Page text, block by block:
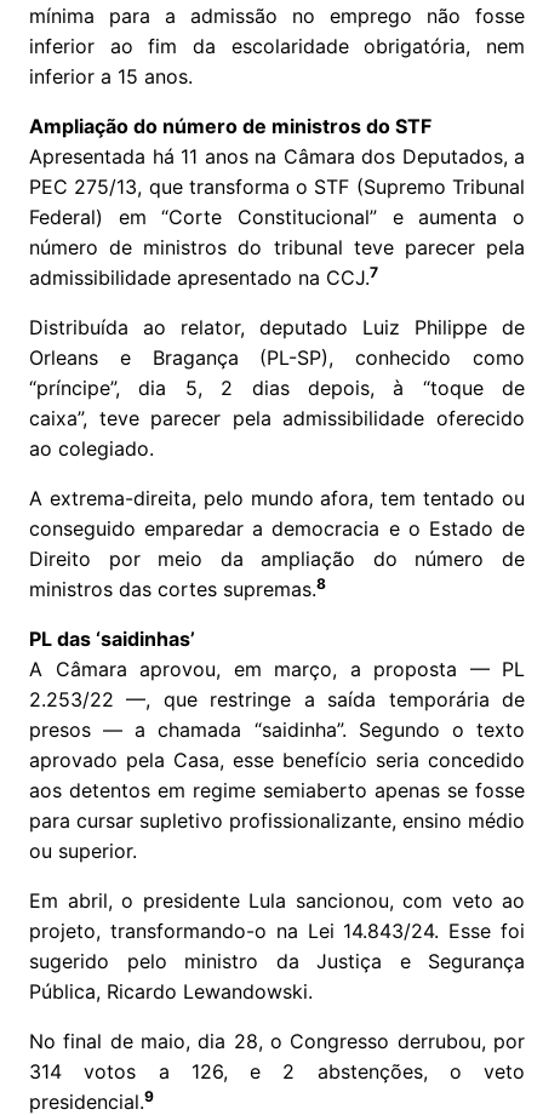
mínima para a admissão no emprego não fosse
inferior ao fim da escolaridade obrigatória, nem
inferior a 15 anos.
Ampliação do número de ministros do STF
Apresentada há 11 anos na Câmara dos Deputados, a
PEC 275/13, que transforma o STF (Supremo Tribunal
Federal) em “Corte Constitucional” e aumenta o
número de ministros do tribunal teve parecer pela
admissibilidade apresentado na CCJ.7
Distribuída ao relator, deputado Luiz Philippe de
Orleans e Bragança (PL-SP), conhecido como
“príncipe”, dia 5, 2 dias depois, à “toque de
caixa”, teve parecer pela admissibilidade oferecido
ao colegiado.
A extrema-direita, pelo mundo afora, tem tentado ou
conseguido emparedar a democracia e o Estado de
Direito por meio da ampliação do número de
ministros das cortes supremas.8
PL das ‘saidinhas’
A Câmara aprovou, em março, a proposta — PL
2.253/22 —, que restringe a saída temporária de
presos — a chamada “saidinha”. Segundo o texto
aprovado pela Casa, esse benefício seria concedido
aos detentos em regime semiaberto apenas se fosse
para cursar supletivo profissionalizante, ensino médio
ou superior.
Em abril, o presidente Lula sancionou, com veto ao
projeto, transformando-o na Lei 14.843/24. Esse foi
sugerido pelo ministro da Justiça e Segurança
Pública, Ricardo Lewandowski.
No final de maio, dia 28, o Congresso derrubou, por
314 votos a 126, e 2 abstenções, o veto
presidencial.9